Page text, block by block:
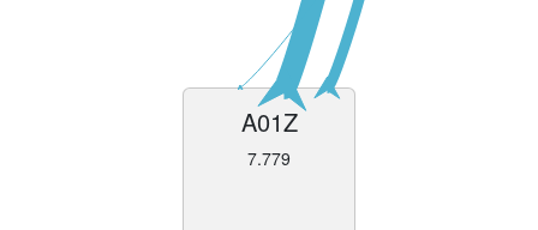
A01Z
7.779